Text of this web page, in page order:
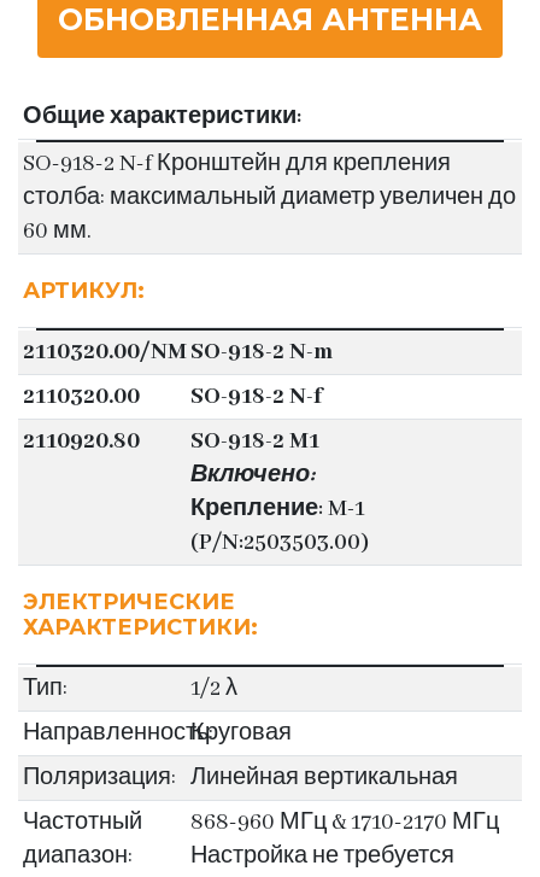
ОБНОВЛЕННАЯ АНТЕННА
Общие характеристики:
SO-918-2 N-f Кронштейн для крепления
столба: максимальный диаметр увеличен до
60 мм.
АРТИКУЛ:
2110320.00/NMSO-918-2 N-m
2110320.00
SO-918-2 N-f
2110920.80
SO-918-2 M1
Включено:
Крепление: M-1
(P/N:2503503.00)
ЭЛЕКТРИЧЕСКИЕ
ХАРАКТЕРИСТИКИ:
Тип:
1/2 λ
Направленность:Круговая
Поляризация: Линейная вертикальная
Частотный
диапазон:
868-960 МГц & 1710-2170 МГц
Настройка не требуется